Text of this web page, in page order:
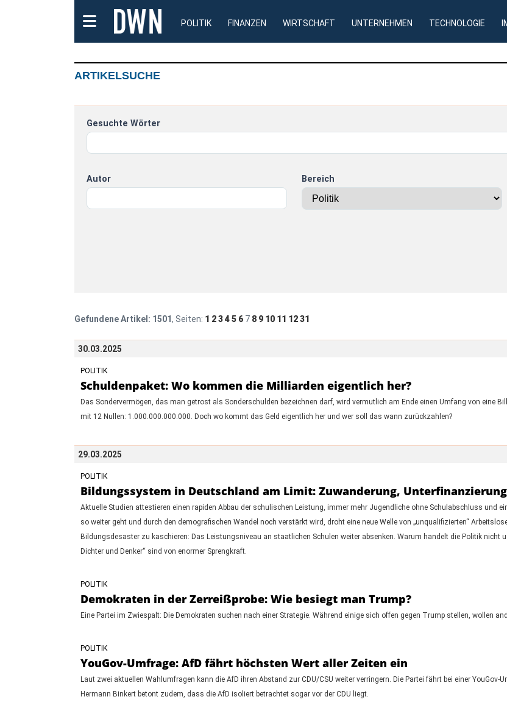
POLITIK FINANZEN WIRTSCHAFT UNTERNEHMEN TECHNOLOGIE
ARTIKELSUCHE
Gesuchte Wörter
Autor Bereich
Gefundene Artikel: 1501, Seiten: 1 2345 6 7 8 9 10 11 1231
30.03.2025
POLITIK
Schuldenpaket: Wo kommen die Milliarden eigentlich her?
Das Sondervermögen, das man getrost als Sonderschulden bezeichnen darf, wird vermutlich am Ende einen Umfang von eine
mit 12 Nullen: 1.000.000.000.000. Doch wo kommt das Geld eigentlich her und wer soll das wann zurückzahlen?
29.03.2025
POLITIK
Bildungssystem in Deutschland am Limit: Zuwanderung,
Aktuelle Studien attestieren einen rapiden Abbau der schulischen Leistung, immer mehr Jugendliche ohne Schulabschluss und
so weiter geht und durch den demografischen Wandel noch verstärkt wird, droht eine neue Welle von „unqualifizierten“
Bildungsdesaster zu kaschieren: Das Leistungsniveau an staatlichen Schulen weiter absenken. Warum handelt die Politik nicht
Dichter und Denker“ sind von enormer Sprengkraft.
POLITIK
Demokraten in der Zerreißprobe: Wie besiegt man Trump?
Eine Partei im Zwiespalt: Die Demokraten suchen nach einer Strategie. Während einige sich offen gegen Trump stellen, wollen
POLITIK
YouGov-Umfrage: AfD fährt höchsten Wert aller Zeiten ein
Laut zwei aktuellen Wahlumfragen kann die AfD ihren Abstand zur CDU/CSU weiter verringern. Die Partei fährt bei einer
Hermann Binkert betont zudem, dass die AfD isoliert betrachtet sogar vor der CDU liegt.